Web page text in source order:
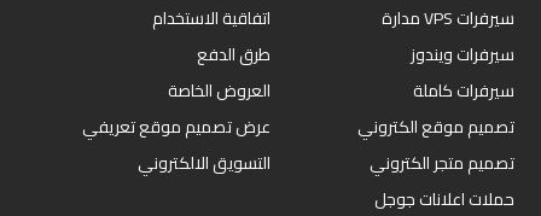
سيرفرات VPS مدارة
سيرفرات ويندوز
سيرفرات كاملة
تصميم موقع الكتروني
تصميم متجر الكتروني
حملات اعلانات جوجل
اتفاقية الاستخدام
طرق الدفع
العروض الخاصة
عرض تصميم موقع تعريفي
التسويق الالكتروني